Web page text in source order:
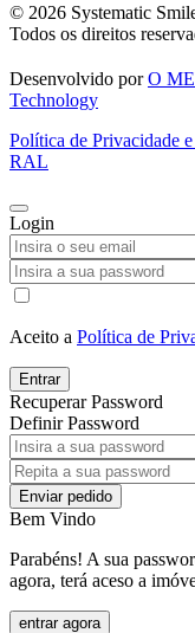
© 2026 Systematic
Todos os direitos
Desenvolvido porO
Technology
Política de Privacidade
RAL
Login
Aceito a Política de
Entrar
Recuperar Password
Definir Password
Enviar pedido
Bem Vindo
Parabéns! A sua
agora, terá aceso a
entrar agora